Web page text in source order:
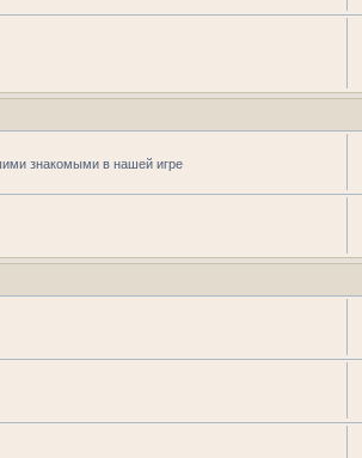
знакомыми в нашей игре